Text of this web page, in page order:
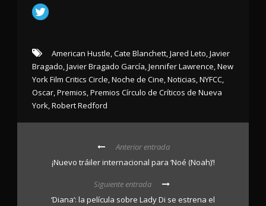
American Hustle Cate Blanchett Jared Leto Javier
Bragado Javier Bragado García Jennifer Lawrence New
York Film Critics Circle Noche de Cine Noticias NYFCC
Oscar Premios Premios Círculo de Críticos de Nueva
York Robert Redford
Anterior entrada
¡Nuevo tráiler internacional para ‘Noé (Noah)’!
Siguiente entrada
‘Diana’: la película sobre Lady Di se estrena el